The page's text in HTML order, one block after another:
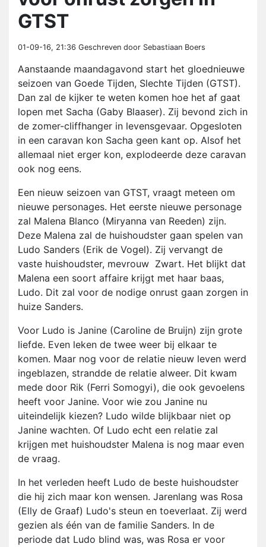
GTST
01-09-16, 21:36 Geschreven door Sebastiaan Boers
Aanstaande maandagavond start het gloednieuwe
seizoen van Goede Tijden, Slechte Tijden (GTST).
Dan zal de kijker te weten komen hoe het af gaat
lopen met Sacha (Gaby Blaaser). Zij bevond zich in
de zomer-cliffhanger in levensgevaar. Opgesloten
in een caravan kon Sacha geen kant op. Alsof het
allemaal niet erger kon, explodeerde deze caravan
ook nog eens.
Een nieuw seizoen van GTST, vraagt meteen om
nieuwe personages. Het eerste nieuwe personage
zal Malena Blanco (Miryanna van Reeden) zijn.
Deze Malena zal de huishoudster gaan spelen van
Ludo Sanders (Erik de Vogel). Zij vervangt de
vaste huishoudster, mevrouw Zwart. Het blijkt dat
Malena een soort affaire krijgt met haar baas,
Ludo. Dit zal voor de nodige onrust gaan zorgen in
huize Sanders.
Voor Ludo is Janine (Caroline de Bruijn) zijn grote
liefde. Even leken de twee weer bij elkaar te
komen. Maar nog voor de relatie nieuw leven werd
ingeblazen, strandde de relatie alweer. Dit kwam
mede door Rik (Ferri Somogyi), die ook gevoelens
heeft voor Janine. Voor wie zou Janine nu
uiteindelijk kiezen? Ludo wilde blijkbaar niet op
Janine wachten. Of Ludo echt een relatie zal
krijgen met huishoudster Malena is nog maar even
de vraag.
In het verleden heeft Ludo de beste huishoudster
die hij zich maar kon wensen. Jarenlang was Rosa
(Elly de Graaf) Ludo's steun en toeverlaat. Zij werd
gezien als één van de familie Sanders. In de
periode dat Ludo blind was, was Rosa er voor